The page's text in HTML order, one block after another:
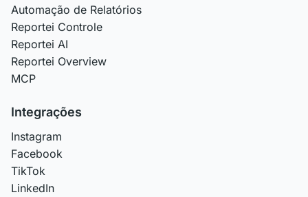
Automação de Relatórios
Reportei Controle
Reportei AI
Reportei Overview
MCP
Integrações
Instagram
Facebook
TikTok
LinkedIn